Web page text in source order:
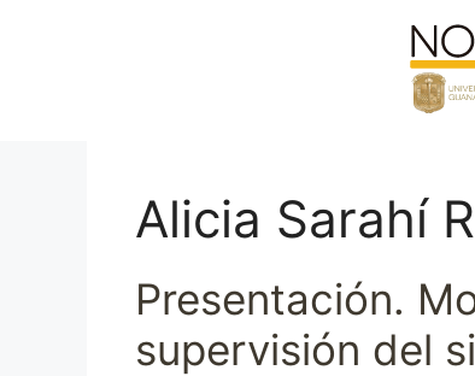
Alicia Sarahí
Presentación.
supervisión del